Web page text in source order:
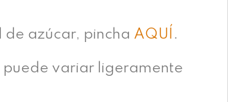
de azúcar, pincha AQUÍ .
puede variar ligeramente